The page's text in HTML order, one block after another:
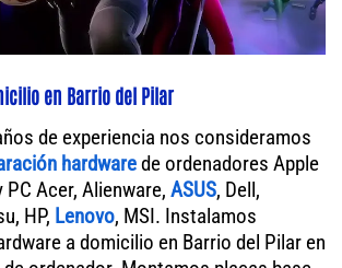
en Barrio del Pilar
de experiencia nos consideramos
hardwarede ordenadores Apple
Acer, Alienware, ASUS, Dell,
HP, Lenovo, MSI. Instalamos
a domicilio en Barrio del Pilar en